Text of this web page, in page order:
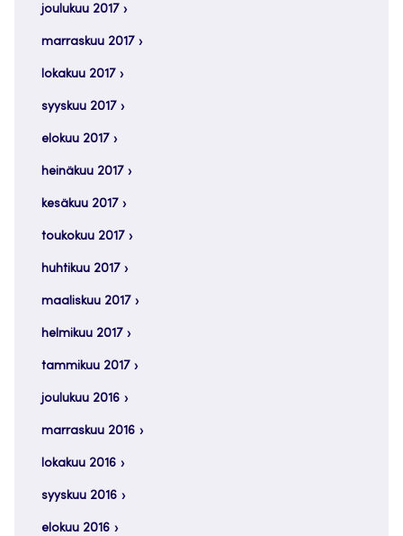
joulukuu 2017
marraskuu 2017
lokakuu 2017
syyskuu 2017
elokuu 2017
heinäkuu 2017
kesäkuu 2017
toukokuu 2017
huhtikuu 2017
maaliskuu 2017
helmikuu 2017
tammikuu 2017
joulukuu 2016
marraskuu 2016
lokakuu 2016
syyskuu 2016
elokuu 2016